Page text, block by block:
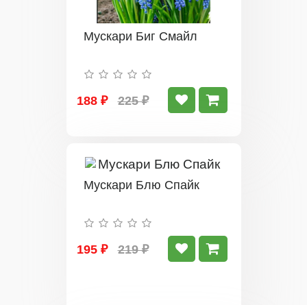
Мускари Биг Смайл
188 ₽ 225 ₽
Мускари Блю Спайк
195 ₽ 219 ₽